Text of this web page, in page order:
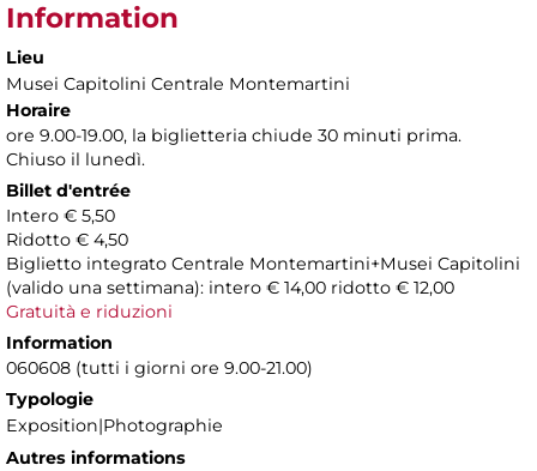
Information
Lieu
Musei Capitolini Centrale Montemartini
Horaire
ore 9.00-19.00, la biglietteria chiude 30 minuti prima.
Chiuso il lunedì.
Billet d'entrée
Intero € 5,50
Ridotto € 4,50
Biglietto integrato Centrale Montemartini+Musei Capitolini
(valido una settimana): intero € 14,00 ridotto € 12,00
Gratuità e riduzioni
Information
060608 (tutti i giorni ore 9.00-21.00)
Typologie
Exposition|Photographie
Autres informations